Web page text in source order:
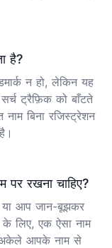
है?
न हो, लेकिन यह
ट्रैफ़िक को बाँटते
बिना रजिस्ट्रेशन
रखना चाहिए?
आप जान-बूझकर
के लिए, एक ऐसा नाम
अकेले आपके नाम से